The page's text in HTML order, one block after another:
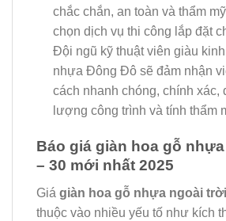
chắc chắn, an toàn và thẩm
chọn dịch vụ thi công lắp đặt
Đội ngũ kỹ thuật viên giàu
nhựa Đông Đô sẽ đảm nhận
cách nhanh chóng, chính xác,
lượng công trình và tính thẩm
Báo giá giàn hoa gỗ
– 30 mới nhất 2025
Giá giàn hoa gỗ nhựa ngoài trời
thuộc vào nhiều yếu tố như kích